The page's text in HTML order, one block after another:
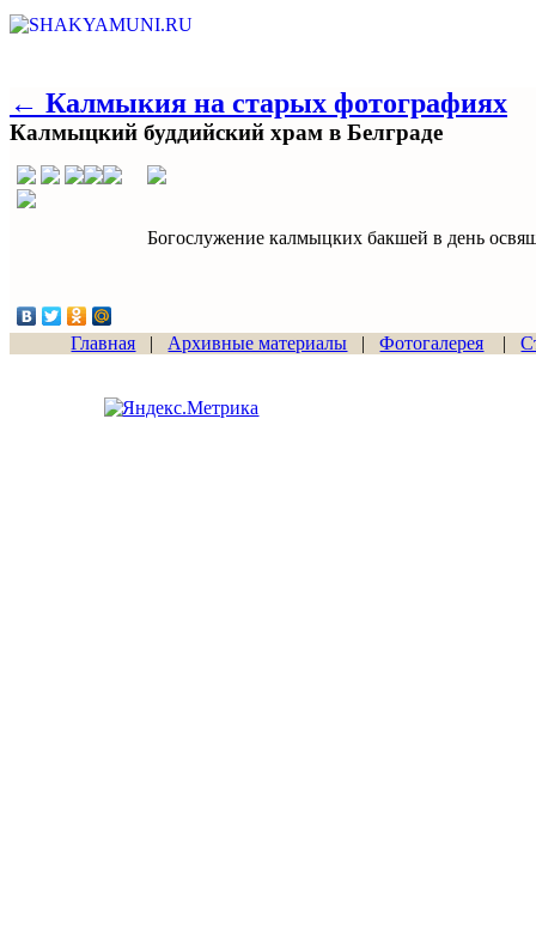
← Калмыкия на старых фотографиях
Калмыцкий буддийский храм в Белграде
Богослужение калмыцких бакшей в день
Главная | Архивные материалы |Фотогалерея |